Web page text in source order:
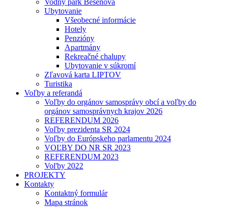
Vodný park Bešeňová
Ubytovanie
Všeobecné informácie
Hotely
Penzióny
Apartmány
Rekreačné chalupy
Ubytovanie v súkromí
Zľavová karta LIPTOV
Turistika
Voľby a referandá
Voľby do orgánov samosprávy obcí a voľby do
orgánov samosprávnych krajov 2026
REFERENDUM 2026
Voľby prezidenta SR 2024
Voľby do Európskeho parlamentu 2024
VOĽBY DO NR SR 2023
REFERENDUM 2023
Vol'by 2022
PROJEKTY
Kontakty
Kontaktný formulár
Mapa stránok